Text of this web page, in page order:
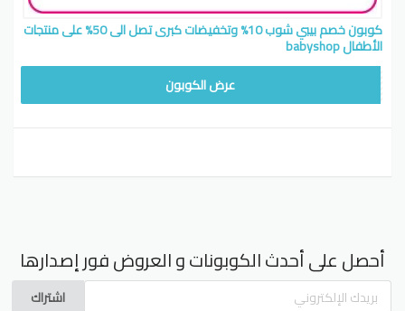
كوبون خصم بيبي شوب 10% وتخفيضات كبرى تصل الى 50% على منتجات
الأطفال babyshop
عرض الكوبون
أحصل على أحدث الكوبونات و العروض فور إصدارها
اشتراك